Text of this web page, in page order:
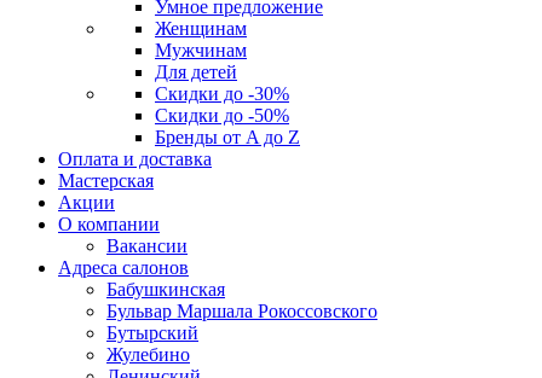
Умное предложение
Женщинам
Мужчинам
Для детей
Скидки до -30%
Скидки до -50%
Бренды от A до Z
Оплата и доставка
Мастерская
Акции
О компании
Вакансии
Адреса салонов
Бабушкинская
Бульвар Маршала Рокоссовского
Бутырский
Жулебино